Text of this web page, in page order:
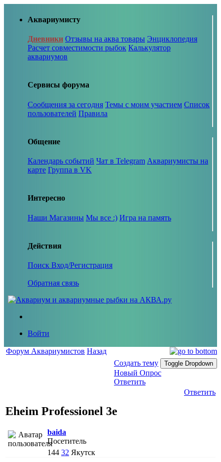
Аквариумисту
Дневники Отзывы на аква товары Энциклопедия
Расчет совместимости рыбок Калькулятор
аквариумов
Сервисы форума
Сообщения за сегодня Темы с моим участием Список
пользователей Правила
Общение
Календарь событий Чат в Telegram Аквариумисты на
карте Группа в VK
Интересно
Наши Магазины Мы все :) Игра на память
Действия
Поиск Вход/Регистрация
Обратная связь
Войти
Форум Аквариумистов Назад
Создать тему
Toggle Dropdown
Новый Опрос
Ответить
Ответить
Eheim Professionel 3e
baida
Посетитель
144 32 Якутск